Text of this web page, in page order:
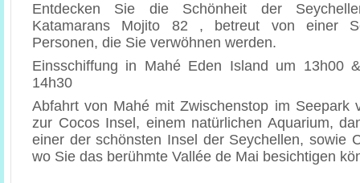
Entdecken Sie die Schönheit der
Katamarans Mojito 82 , betreut von einer
Personen, die Sie verwöhnen werden.
Einsschiffung in Mahé Eden Island um 13h00
14h30
Abfahrt von Mahé mit Zwischenstop im Seepark
zur Cocos Insel, einem natürlichen Aquarium,
einer der schönsten Insel der Seychellen, sowie
wo Sie das berühmte Vallée de Mai besichtigen